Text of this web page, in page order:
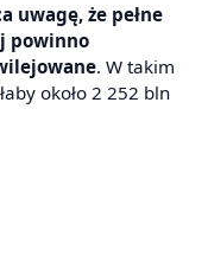
uwagę, że pełne
powinno
. W takim
około 2 252 bln